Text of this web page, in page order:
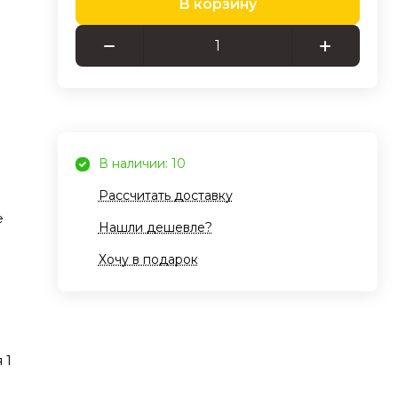
В корзину
В наличии: 10
Рассчитать доставку
Нашли дешевле?
Хочу в подарок